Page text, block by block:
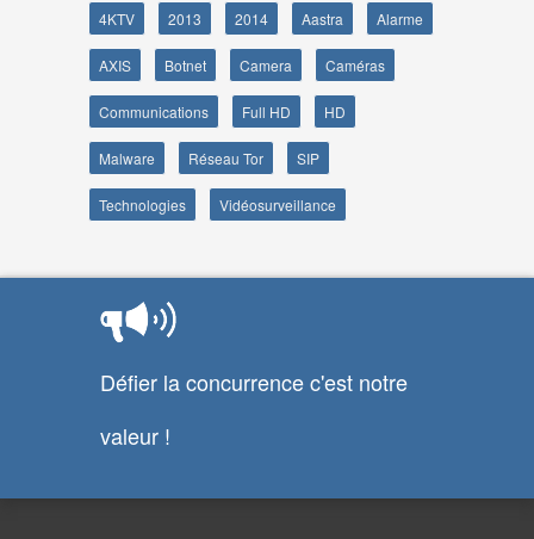
4KTV 2013 2014 Aastra Alarme
AXIS Botnet Camera Caméras
Communications Full HD HD
Malware Réseau Tor SIP
Technologies Vidéosurveillance
Défier la concurrence c'est notre
valeur !